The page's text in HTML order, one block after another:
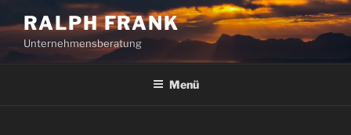
Inhalt
springen
RALPH FRANK
Unternehmensberatung
Menü